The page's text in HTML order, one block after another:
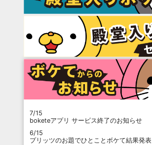
7/15
boketeアプリ サービス終了のお知らせ
6/15
プリッツのお題でひとことボケて結果発表